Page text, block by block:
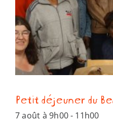
Petit déjeuner du
7 août à 9h00- 11h00